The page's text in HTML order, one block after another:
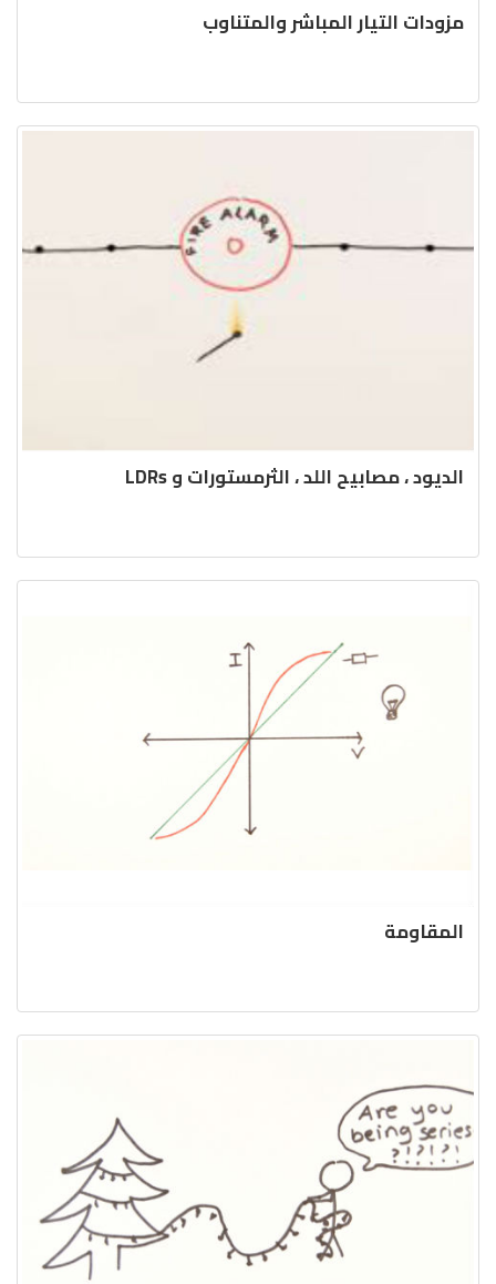
مزودات التيار المباشر والمتناوب
الديود ، مصابيح اللد ، الثرمستورات و LDRs
المقاومة